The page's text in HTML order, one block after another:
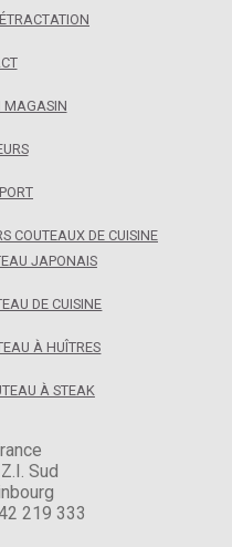
MAGASIN
COUTEAUX DE CUISINE
JAPONAIS
DE CUISINE
À HUÎTRES
À STEAK
Sud
219 333